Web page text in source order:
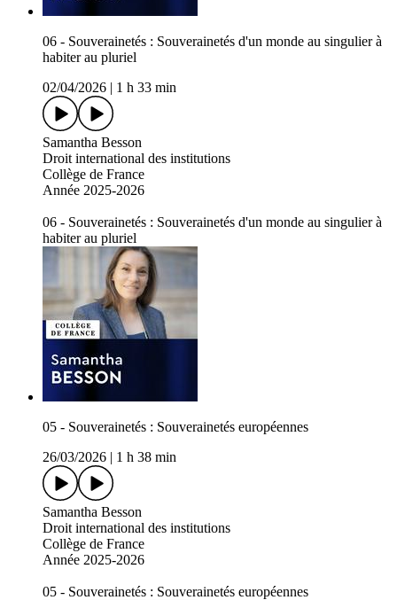
06 - Souverainetés : Souverainetés d'un monde au singulier à
habiter au pluriel
02/04/2026 | 1 h 33 min
Samantha Besson
Droit international des institutions
Collège de France
Année 2025-2026
06 - Souverainetés : Souverainetés d'un monde au singulier à
habiter au pluriel
05 - Souverainetés : Souverainetés européennes
26/03/2026 | 1 h 38 min
Samantha Besson
Droit international des institutions
Collège de France
Année 2025-2026
05 - Souverainetés : Souverainetés européennes